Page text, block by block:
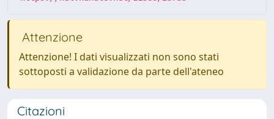
Attenzione
Attenzione! I dati visualizzati non sono stati
sottoposti a validazione da parte dell'ateneo
Citazioni